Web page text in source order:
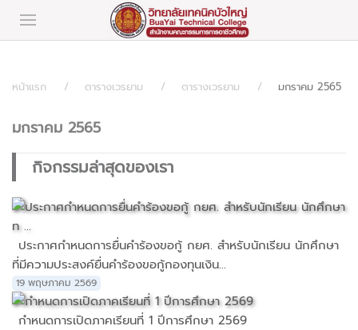
หน้าแรก ตารางเวรยาม ตารางเวรยาม มกราคม 2565
มกราคม 2565
กิจกรรมล่าสุดของเรา
ประกาศกำหนดการยื่นคำร้องขอกู้ กยศ. สำหรับนักเรียน นักศึกษา
ที่มีความประสงค์ยื่นคำร้องขอกู้กองทุนเงิน...
19 พฤษภาคม 2569
กำหนดการเปิดภาคเรียนที่ 1 ปีการศึกษา 2569